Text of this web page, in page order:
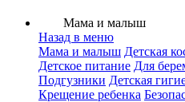
Мама и малыш
Назад в меню
Мама и малыш Детская
Детское питание Для
Подгузники Детская
Крещение ребенка